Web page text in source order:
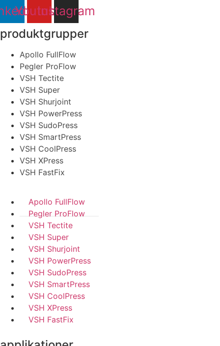
Youtube
Instagram
produktgrupper
Apollo FullFlow
Pegler ProFlow
VSH Tectite
VSH Super
VSH Shurjoint
VSH PowerPress
VSH SudoPress
VSH SmartPress
VSH CoolPress
VSH XPress
VSH FastFix
Apollo FullFlow
Pegler ProFlow
VSH Tectite
VSH Super
VSH Shurjoint
VSH PowerPress
VSH SudoPress
VSH SmartPress
VSH CoolPress
VSH XPress
VSH FastFix